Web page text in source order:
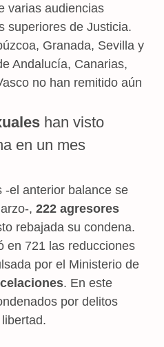
varias audiencias
superiores de Justicia.
Granada, Sevilla y
Andalucía, Canarias,
no han remitido aún
han visto
en un mes
-el anterior balance se
, 222 agresores
rebajada su condena.
en 721 las reducciones
por el Ministerio de
. En este
por delitos